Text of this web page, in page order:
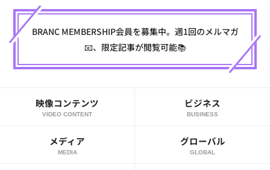
BRANC MEMBERSHIP会員を募集中。週1回のメルマガ
📧、限定記事が閲覧可能📚
映像コンテンツ
VIDEO CONTENT
ビジネス
BUSINESS
メディア
MEDIA
グローバル
GLOBAL